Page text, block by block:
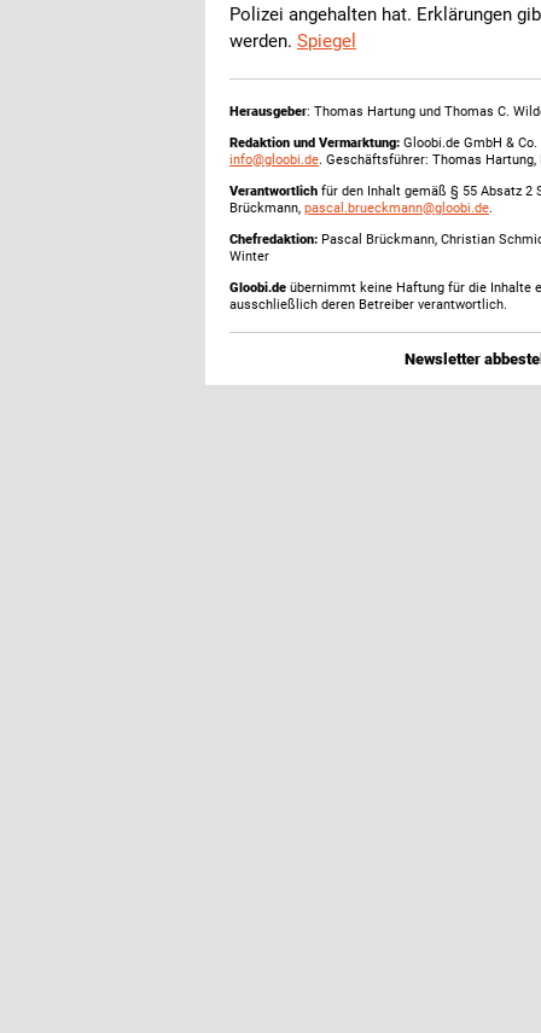
Polizei angehalten hat. Erklärungen
werden. Spiegel
Herausgeber: Thomas Hartung und Thomas C.
Redaktion und Vermarktung: Gloobi.de GmbH &
info@gloobi.de. Geschäftsführer: Thomas
Verantwortlich für den Inhalt gemäß § 55 Absatz 2
Brückmann, pascal.brueckmann@gloobi.de.
Chefredaktion: Pascal Brückmann, Christian
Winter
Gloobi.de übernimmt keine Haftung für die Inhalte
ausschließlich deren Betreiber verantwortlich.
Newsletter